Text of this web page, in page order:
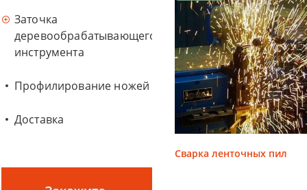
Заточка
деревообрабатывающего
инструмента
Профилирование ножей
Доставка
Сварка ленточных пил